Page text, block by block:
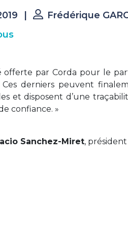
Frédérique
offerte par Corda pour le
Ces derniers peuvent
et disposent d’une
confiance. »
Sanchez-Miret,